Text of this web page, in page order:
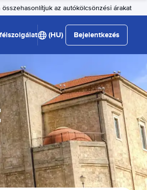
összehasonlítjuk az autókölcsönzési árakat
(HU) Bejelentkezés